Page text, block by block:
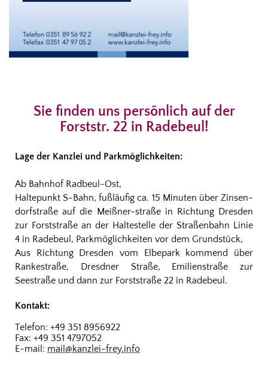
Sie finden uns persönlich auf der
Forststr. 22 in Radebeul!
Lage der Kanzlei und Parkmöglichkeiten:
Ab Bahnhof Radbeul-Ost,
Haltepunkt S-Bahn, fußläufig ca. 15 Minuten über Zinsen-
dorfstraße auf die Meißner-straße in Richtung Dresden
zur Forststraße an der Haltestelle der Straßenbahn Linie
4 in Radebeul, Parkmöglichkeiten vor dem Grundstück,
Aus Richtung Dresden vom Elbepark kommend über
Rankestraße, Dresdner Straße, Emilienstraße zur
Seestraße und dann zur Forststraße 22 in Radebeul.
Kontakt:
Telefon: +49 351 8956922
Fax: +49 351 4797052
E-mail: mail@kanzlei-frey.info